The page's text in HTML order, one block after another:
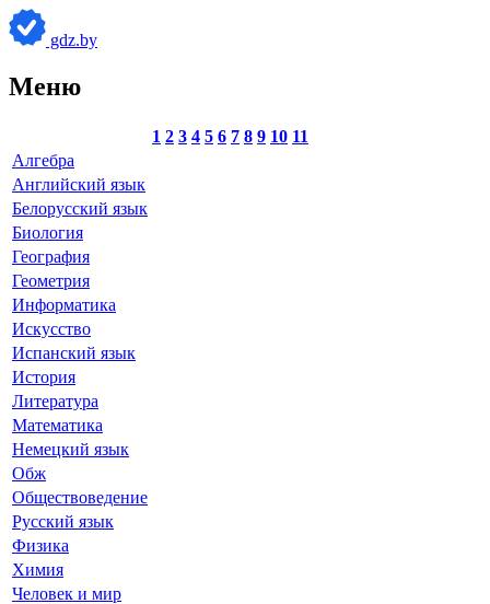
gdz.by
Меню
1 2 3 4 5 6 7 8 9 10 11
Алгебра
Английский язык
Белорусский язык
Биология
География
Геометрия
Информатика
Искусство
Испанский язык
История
Литература
Математика
Немецкий язык
Обж
Обществоведение
Русский язык
Физика
Химия
Человек и мир